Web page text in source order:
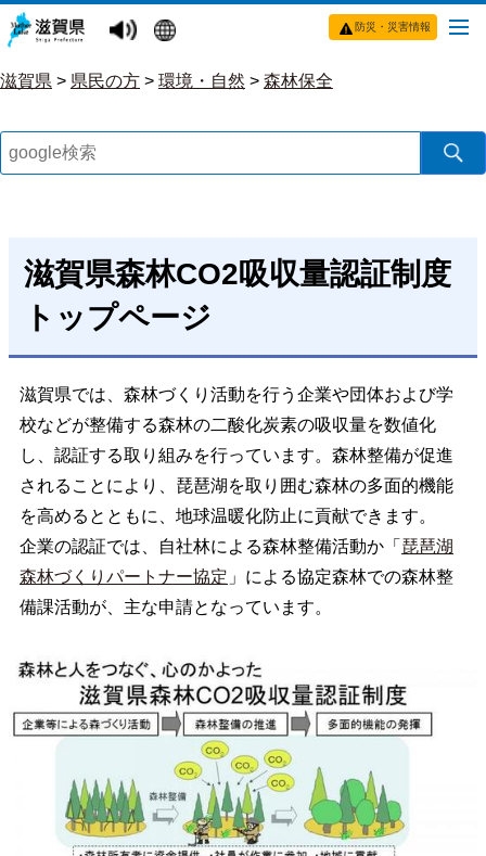
防災・災害情報
滋賀県 > 県民の方 > 環境・自然 > 森林保全
滋賀県森林CO2吸収量認証制度
トップページ
滋賀県では、森林づくり活動を行う企業や団体および学
校などが整備する森林の二酸化炭素の吸収量を数値化
し、認証する取り組みを行っています。森林整備が促進
されることにより、琵琶湖を取り囲む森林の多面的機能
を高めるとともに、地球温暖化防止に貢献できます。
企業の認証では、自社林による森林整備活動か「 琵琶湖
森林づくりパートナー協定 」による協定森林での森林整
備課活動が、主な申請となっています。